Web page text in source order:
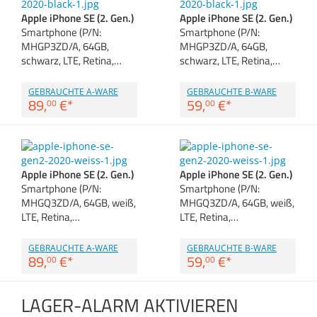
Zubehör
Switches, Router &
Kabel & Adapter
Beamerzubehör
Gehäuse
Zubehör & Sonstiges
Apple iPhone SE (2. Gen.)
Smartphone (P/N:
MHGP3ZD/A, 64GB,
schwarz, LTE, Retina,…
GEBRAUCHTE A-WARE
89,00 €*
Apple iPhone SE (2. Gen.)
Smartphone (P/N:
MHGP3ZD/A, 64GB,
schwarz, LTE, Retina,…
GEBRAUCHTE B-WARE
59,00 €*
Apple iPhone SE (2. Gen.)
Smartphone (P/N:
MHGQ3ZD/A, 64GB, weiß,
LTE, Retina,…
GEBRAUCHTE A-WARE
89,00 €*
Apple iPhone SE (2. Gen.)
Smartphone (P/N:
MHGQ3ZD/A, 64GB, weiß,
LTE, Retina,…
GEBRAUCHTE B-WARE
59,00 €*
LAGER-ALARM AKTIVIEREN